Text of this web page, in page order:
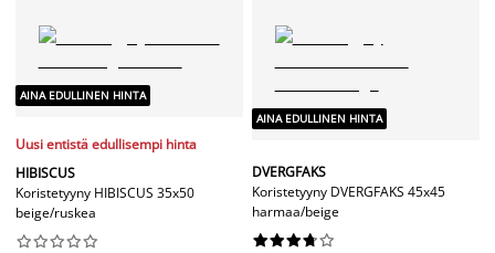
AINA EDULLINEN HINTA
Uusi entistä edullisempi hinta
HIBISCUS
Koristetyyny HIBISCUS 35x50
beige/ruskea






AINA EDULLINEN HINTA
DVERGFAKS
Koristetyyny DVERGFAKS 45x45
harmaa/beige





